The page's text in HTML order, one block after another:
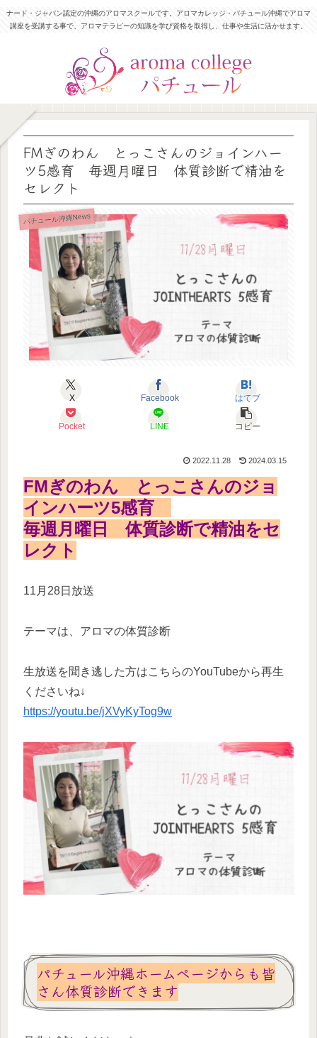
ナード・ジャパン認定の沖縄のアロマスクールです。アロマカレッジ・パチュール沖縄でアロマ
講座を受講する事で、アロマテラピーの知識を学び資格を取得し、仕事や生活に活かせます。
FMぎのわん とっこさんのジョインハー
ツ5感育 毎週月曜日 体質診断で精油を
セレクト
パチュール沖縄News
X Facebook はてブ
Pocket LINE コピー
2022.11.28 2024.03.15
FMぎのわん とっこさんのジョ
インハーツ5感育
毎週月曜日 体質診断で精油をセ
レクト
11月28日放送
テーマは、アロマの体質診断
生放送を聞き逃した方はこちらのYouTubeから再生
くださいね↓
https://youtu.be/jXVyKyTog9w
パチュール沖縄ホームページからも皆
さん体質診断できます